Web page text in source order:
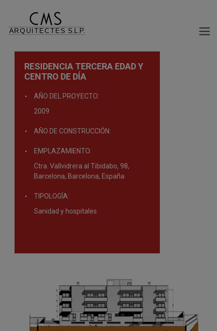
RESIDENCIA TERCERA EDAD Y
CENTRO DE DÍA
AÑO DEL PROYECTO:
2009
AÑO DE CONSTRUCCIÓN:
EMPLAZAMIENTO:
Ctra. Vallvidrera al Tibidabo, 98,
Barcelona, Barcelona, España
TIPOLOGÍA:
Sanidad y hospitales